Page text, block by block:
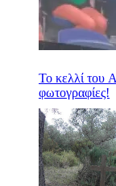
Το κελλί του
φωτογραφίες!